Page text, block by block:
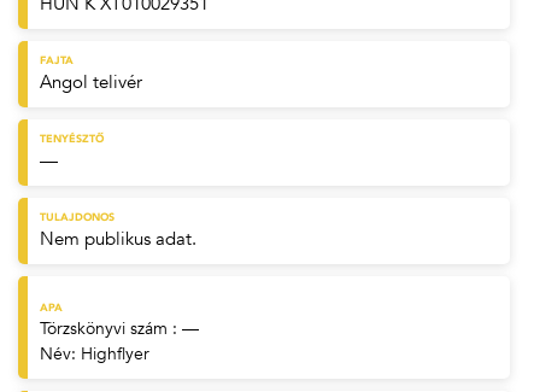
FAJTA
Angol telivér
TENYÉSZTŐ
—
TULAJDONOS
Nem publikus adat.
APA
Törzskönyvi szám : —
Név: Highflyer